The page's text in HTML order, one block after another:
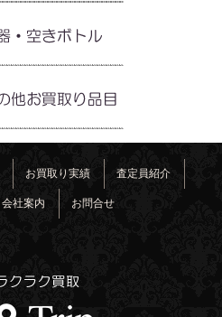
お買取り実績 査定員紹介
会社案内 お問合せ